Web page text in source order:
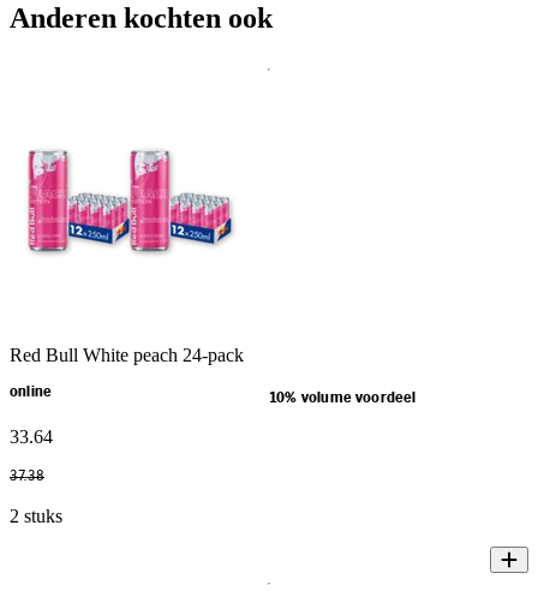
Anderen kochten ook
Red Bull White peach 24-pack
online 10% volume voordeel
33.64
37.38
2 stuks